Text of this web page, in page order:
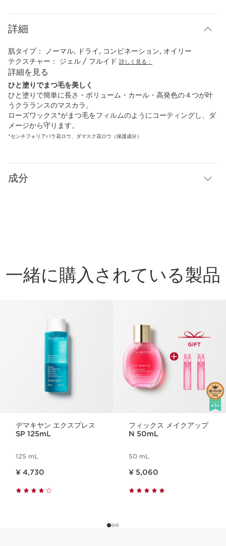
詳細
肌タイプ：
ノーマル, ドライ, コンビネーション, オイリー
テクスチャー： ジェル / フルイド 詳しく見る：
詳細を見る
ひと塗りでまつ毛を美しく
ひと塗りで簡単に長さ・ボリューム・カール・高発色の４つが叶
うクラランスのマスカラ。
ローズワックス*がまつ毛をフィルムのようにコーティングし、ダ
メージから守ります。
*センチフォリアバラ花ロウ、ダマスク花ロウ（保護成分）
成分
一緒に購入されている製品
デマキヤン エクスプレス
SP 125mL
125 mL
¥ 4,730
フィックス メイクアップ
N 50mL
50 mL
¥ 5,060